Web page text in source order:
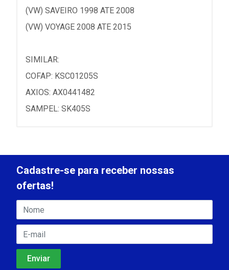
(VW) SAVEIRO 1998 ATE 2008
(VW) VOYAGE 2008 ATE 2015
SIMILAR:
COFAP: KSC01205S
AXIOS: AX0441482
SAMPEL: SK405S
Cadastre-se para receber nossas
ofertas!